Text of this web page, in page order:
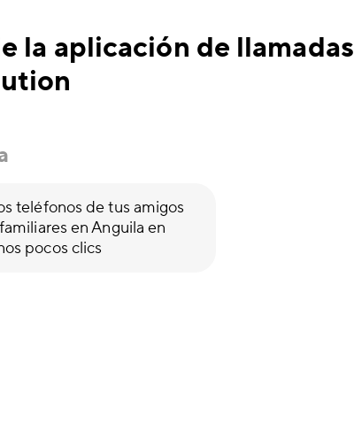
la aplicación de llamadas
teléfonos de tus amigos
en Anguila en
pocos clics